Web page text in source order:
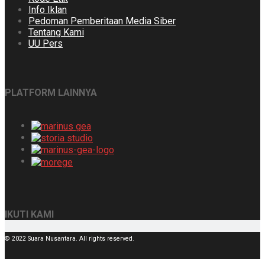
Info Iklan
Pedoman Pemberitaan Media Siber
Tentang Kami
UU Pers
PLATFORM LAINNYA
IKUTI KAMI
© 2022 Suara Nusantara. All rights reserved.